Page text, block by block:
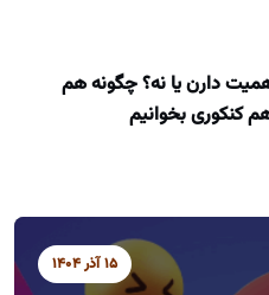
دارن یا نه؟ چگونه هم
کنکوری بخوانیم
15 آذر 1404